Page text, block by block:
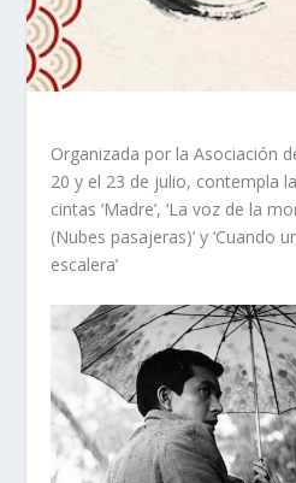
Organizada por la Asociación
20 y el 23 de julio, contempla
cintas‘Madre’, ‘La voz de la
(Nubes pasajeras)’ y ‘Cuando
escalera’